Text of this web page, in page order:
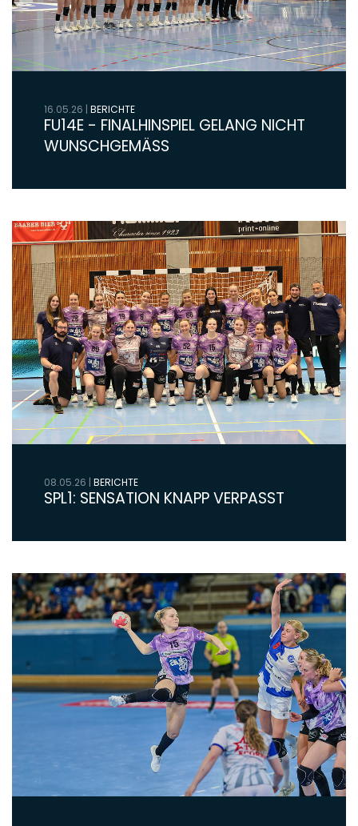
16.05.26 | BERICHTE
FU14E - FINALHINSPIEL GELANG NICHT
WUNSCHGEMÄSS
08.05.26 | BERICHTE
SPL1: SENSATION KNAPP VERPASST